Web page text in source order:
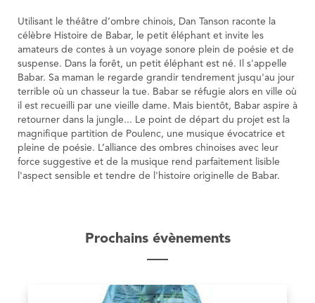
Utilisant le théâtre d’ombre chinois, Dan Tanson raconte la
célèbre Histoire de Babar, le petit éléphant et invite les
amateurs de contes à un voyage sonore plein de poésie et de
suspense. Dans la forêt, un petit éléphant est né. Il s'appelle
Babar. Sa maman le regarde grandir tendrement jusqu'au jour
terrible où un chasseur la tue. Babar se réfugie alors en ville où
il est recueilli par une vieille dame. Mais bientôt, Babar aspire à
retourner dans la jungle... Le point de départ du projet est la
magnifique partition de Poulenc, une musique évocatrice et
pleine de poésie. L’alliance des ombres chinoises avec leur
force suggestive et de la musique rend parfaitement lisible
l'aspect sensible et tendre de l'histoire originelle de Babar.
Prochains évènements